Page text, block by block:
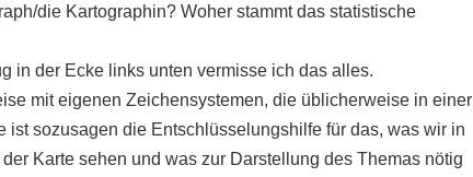
die Kartographin? Woher stammt das statistische
in der Ecke links unten vermisse ich das alles.
mit eigenen Zeichensystemen, die üblicherweise in einer
ist sozusagen die Entschlüsselungshilfe für das, was wir in
Karte sehen und was zur Darstellung des Themas nötig